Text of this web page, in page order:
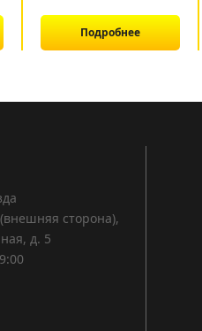
Подробнее
сторона),
д. 5